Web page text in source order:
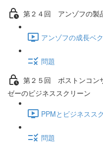
第２４回 アンゾフの製
アンゾフの成長ベ
問題
第２５回 ボストンコン
ゼーのビジネススクリーン
PPMとビジネスス
問題